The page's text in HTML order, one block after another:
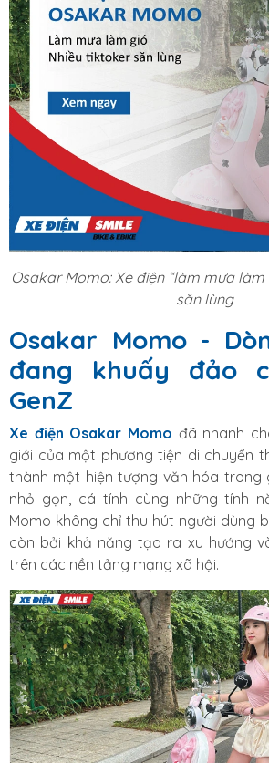
Osakar Momo: Xe điện “làm mưa làm
săn lùng
Osakar Momo -
đang khuấy đảo
GenZ
Xe điện Osakar Momo đã nhanh
giới của một phương tiện di chuyển
thành một hiện tượng văn hóa trong
nhỏ gọn, cá tính cùng những tính
Momo không chỉ thu hút người dùng
còn bởi khả năng tạo ra xu hướng
trên các nền tảng mạng xã hội.